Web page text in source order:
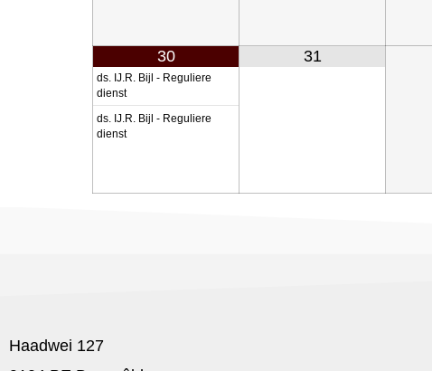
30
ds. IJ.R. Bijl - Reguliere
dienst
ds. IJ.R. Bijl - Reguliere
dienst
31
Haadwei 127